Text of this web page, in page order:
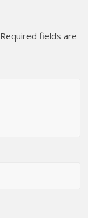
Required fields are